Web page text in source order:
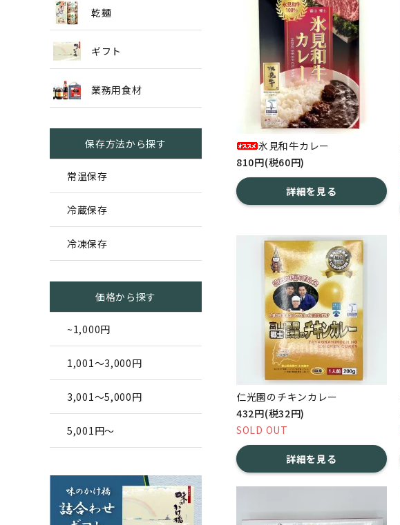
氷見和牛カレー
810円(税60円)
詳細を見る
仁光園のチキンカレー
432円(税32円)
SOLD OUT
詳細を見る
乾麺
ギフト
業務用食材
保存方法から探す
常温保存
冷蔵保存
冷凍保存
価格から探す
~1,000円
1,001～3,000円
3,001～5,000円
5,001円～